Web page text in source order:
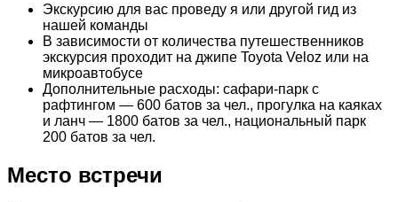
Экскурсию для вас проведу я или другой гид из
нашей команды
В зависимости от количества путешественников
экскурсия проходит на джипе Toyota Veloz или на
микроавтобусе
Дополнительные расходы: сафари-парк с
рафтингом — 600 батов за чел., прогулка на каяках
и ланч — 1800 батов за чел., национальный парк
200 батов за чел.
Место встречи